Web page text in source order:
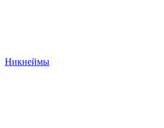
Никнеймы